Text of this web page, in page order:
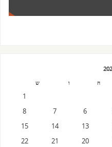
ה ו ש
1
6
7
8
13
14
15
20
21
22